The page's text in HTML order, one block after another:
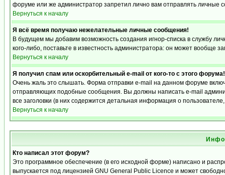
форуме или же администратор запретил лично вам отправлять личные
Вернуться к началу
Я всё время получаю нежелательные личные сообщения!
В будущем мы добавим возможность создания игнор-списка в службу
кого-либо, поставьте в известность администратора: он может вообще
Вернуться к началу
Я получил спам или оскорбительный e-mail от кого-то с этого форума!
Очень жаль это слышать. Форма отправки e-mail на данном форуме
отправляющих подобные сообщения. Вы должны написать e-mail
все заголовки (в них содержится детальная информация о
Вернуться к началу
Кто написал этот форум?
Это программное обеспечение (в его исходной форме) написано и
выпускается под лицензией GNU General Public Licence и может